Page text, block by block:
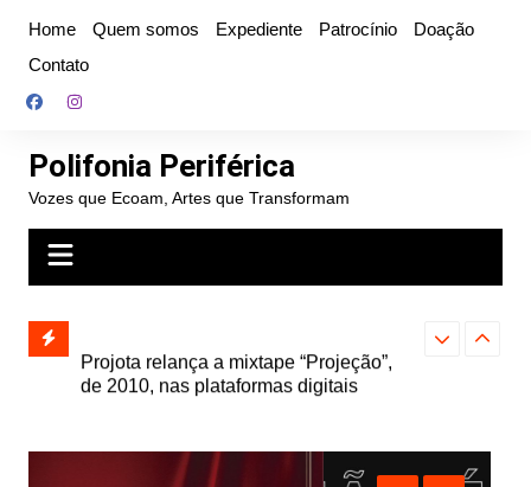
conteúdo
Home Quem somos Expediente Patrocínio
Doação
Contato
Polifonia Periférica
Vozes que Ecoam, Artes que Transformam
e abre
autoral,
de 2010, nas plataformas digitais
Farofa